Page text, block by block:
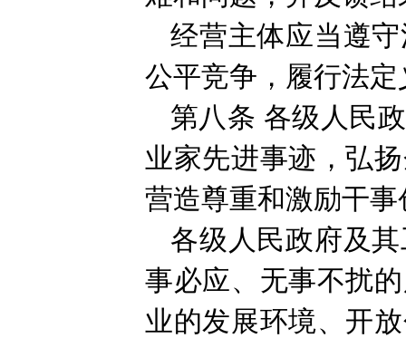
经营主体应当遵
公平竞争，履行法
第八条 各级人民
业家先进事迹，弘
营造尊重和激励干
各级人民政府及
事必应、无事不扰
业的发展环境、开